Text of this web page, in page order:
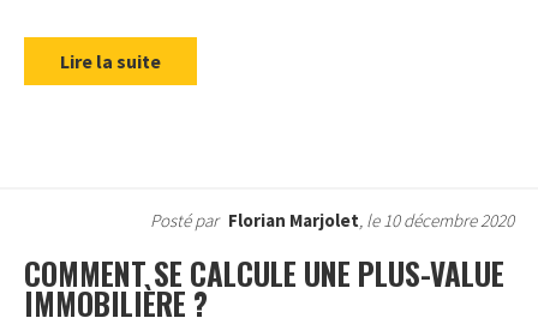
Lire la suite
Posté par Florian Marjolet, le 10 décembre 2020
COMMENT SE CALCULE UNE PLUS-VALUE
IMMOBILIÈRE ?